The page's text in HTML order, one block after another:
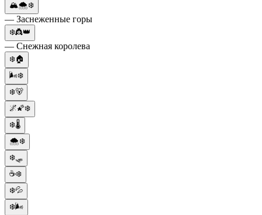
🏔🌨❄️
— Заснеженные горы
❄️👸👑
— Снежная королева
❄️🏠
🌬️❄️
❄️🐻
🌌🌠❄️
❄️🌡️
🌨️❄️
❄️🛷
☕️❄️
❄️💦
❄️🌬️